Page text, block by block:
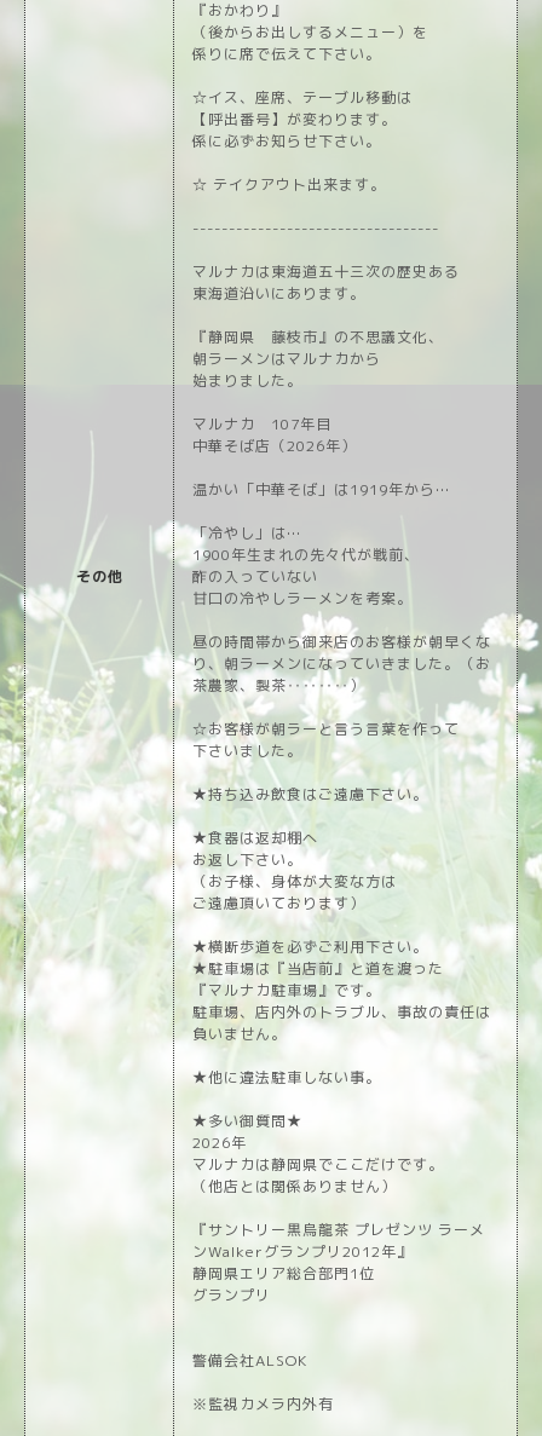
その他
『おかわり』
（後からお出しするメニュー）を
係りに席で伝えて下さい。
☆イス、座席、テーブル移動は
【呼出番号】が変わります。
係に必ずお知らせ下さい。
☆ テイクアウト出来ます。
----------------------------------
マルナカは東海道五十三次の歴史ある
東海道沿いにあります。
『静岡県 藤枝市』の不思議文化、
朝ラーメンはマルナカから
始まりました。
マルナカ 107年目
中華そば店（2026年）
温かい「中華そば」は1919年から…
「冷やし」は…
1900年生まれの先々代が戦前、
酢の入っていない
甘口の冷やしラーメンを考案。
昼の時間帯から御来店のお客様が朝早くな
り、朝ラーメンになっていきました。（お
茶農家、製茶‥‥‥‥）
☆お客様が朝ラーと言う言葉を作って
下さいました。
★持ち込み飲食はご遠慮下さい。
★食器は返却棚へ
お返し下さい。
（お子様、身体が大変な方は
ご遠慮頂いております）
★横断歩道を必ずご利用下さい。
★駐車場は『当店前』と道を渡った
『マルナカ駐車場』です。
駐車場、店内外のトラブル、事故の責任は
負いません。
★他に違法駐車しない事。
★多い御質問★
2026年
マルナカは静岡県でここだけです。
（他店とは関係ありません）
『サントリー黒烏龍茶 プレゼンツ ラーメ
ンWalkerグランプリ2012年』
静岡県エリア総合部門1位
グランプリ
警備会社ALSOK
※監視カメラ内外有